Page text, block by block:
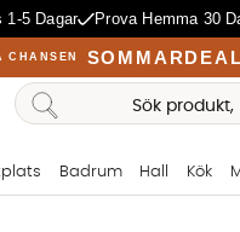
1-5 Dagar Prova Hemma 30
CHANSEN
Badrum Hall Kök